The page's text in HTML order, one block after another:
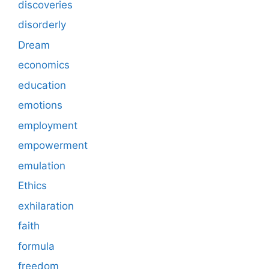
discoveries
disorderly
Dream
economics
education
emotions
employment
empowerment
emulation
Ethics
exhilaration
faith
formula
freedom